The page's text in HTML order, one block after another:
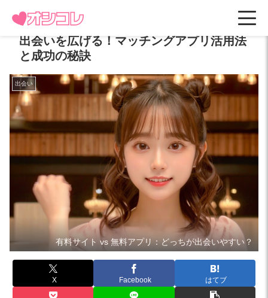
出会いを広げる！マッチングアプリ活用法
と成功の秘訣
出会い
有料サイト vs 無料アプリ：どっちが出会いやすい？
X Facebook はてブ